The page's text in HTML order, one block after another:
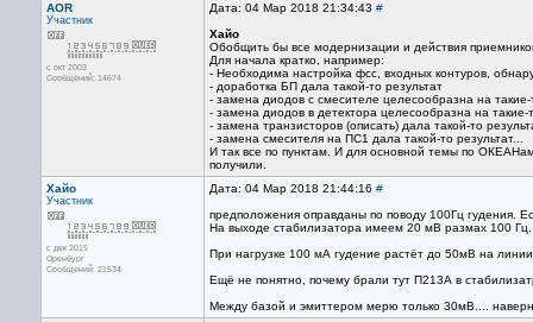
AOR
Участник
с окт 2003
Сообщений: 14674
Дата: 04 Мар 2018 21:34:43 #
Хайо
Обобщить бы все модернизации и действия
Для начала кратко, например:
- Необходима настройка фсс, входных контуров,
- доработка БП дала такой-то результат
- замена диодов с смесителе целесообразна на такие-
- замена диодов в детектора целесообразна на такие-
- замена транзисторов (описать) дала такой-то
- замена смесителя на ПС1 дала такой-то результат...
И так все по пунктам. И для основной темы по
получили.
Хайо
Участник
с дек 2015
Оренбург
Сообщений: 21534
Дата: 04 Мар 2018 21:44:16 #
предположения оправданы по поводу 100Гц гудения.
На выходе стабилизатора имеем 20 мВ размах 100 Гц.
При нагрузке 100 мА гудение растёт до 50мВ на
Ещё не понятно, почему брали тут П213А в
Между базой и эмиттером мерю только 30мВ....